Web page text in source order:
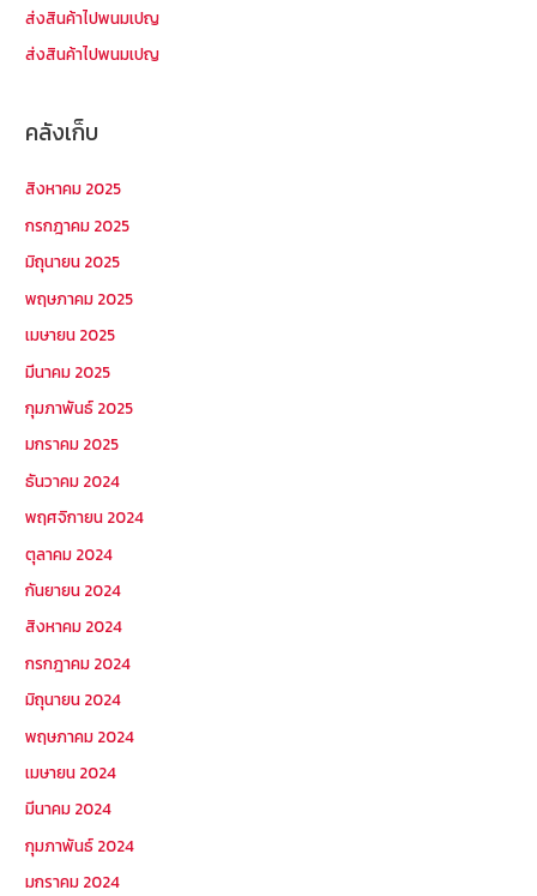
ខេត្ត
កំពង់សោម
2025
ส่งสินค้าไปพนมเปญ
ส่งสินค้าไปพนมเปญ
คลังเก็บ
สิงหาคม 2025
กรกฎาคม 2025
มิถุนายน 2025
พฤษภาคม 2025
เมษายน 2025
มีนาคม 2025
กุมภาพันธ์ 2025
มกราคม 2025
ธันวาคม 2024
พฤศจิกายน 2024
ตุลาคม 2024
กันยายน 2024
สิงหาคม 2024
กรกฎาคม 2024
มิถุนายน 2024
พฤษภาคม 2024
เมษายน 2024
มีนาคม 2024
กุมภาพันธ์ 2024
มกราคม 2024